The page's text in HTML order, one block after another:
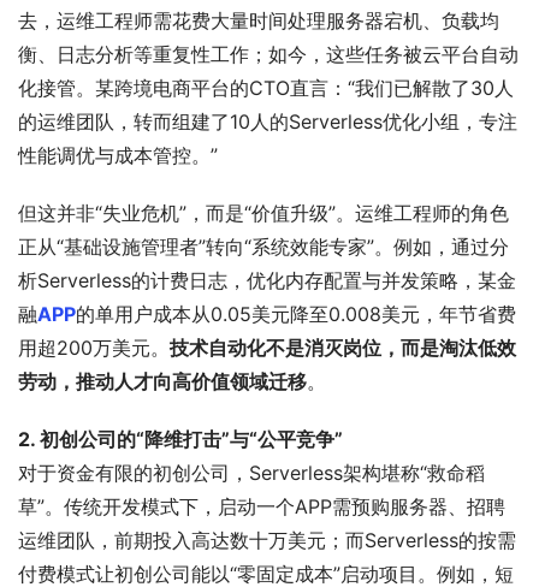
去，运维工程师需花费大量时间处理服务器宕机、负载均
衡、日志分析等重复性工作；如今，这些任务被云平台自动
化接管。某跨境电商平台的CTO直言：“我们已解散了30人
的运维团队，转而组建了10人的Serverless优化小组，专注
性能调优与成本管控。”
但这并非“失业危机”，而是“价值升级”。运维工程师的角色
正从“基础设施管理者”转向“系统效能专家”。例如，通过分
析Serverless的计费日志，优化内存配置与并发策略，某金
融APP的单用户成本从0.05美元降至0.008美元，年节省费
用超200万美元。 技术自动化不是消灭岗位，而是淘汰低效
劳动，推动人才向高价值领域迁移。
2. 初创公司的“降维打击”与“公平竞争”
对于资金有限的初创公司，Serverless架构堪称“救命稻
草”。传统开发模式下，启动一个APP需预购服务器、招聘
运维团队，前期投入高达数十万美元；而Serverless的按需
付费模式让初创公司能以“零固定成本”启动项目。例如，短